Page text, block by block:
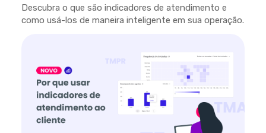
Descubra o que são indicadores de atendimento e
como usá-los de maneira inteligente em sua operação.